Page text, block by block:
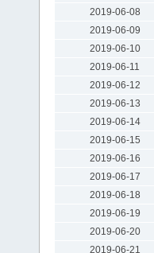
2019-06-08
2019-06-09
2019-06-10
2019-06-11
2019-06-12
2019-06-13
2019-06-14
2019-06-15
2019-06-16
2019-06-17
2019-06-18
2019-06-19
2019-06-20
2019-06-21